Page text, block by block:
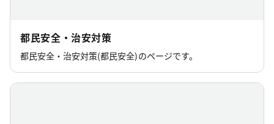
等を黄色にライトアップ
2026年6月17日
都民安全総合対策本部
都民安全・治安対策
都民安全・治安対策(都民安全)のページです。